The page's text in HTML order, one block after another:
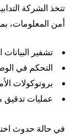
تتخذ الشركة
أمن المعلومات،
تشفير
التحكم في
بروتوكولات
عمليات تدقيق
في حالة حدوث